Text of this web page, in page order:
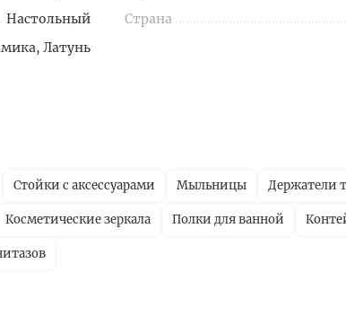
Настольный
Латунь
Страна
Стойки с аксессуарами Мыльницы Держатели
Косметические зеркала Полки для ванной